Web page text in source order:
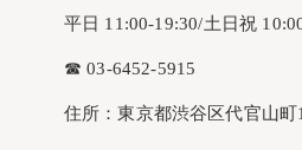
平日 11:00-19:30/土日祝
☎︎ 03-6452-5915
住所：東京都渋谷区代官山